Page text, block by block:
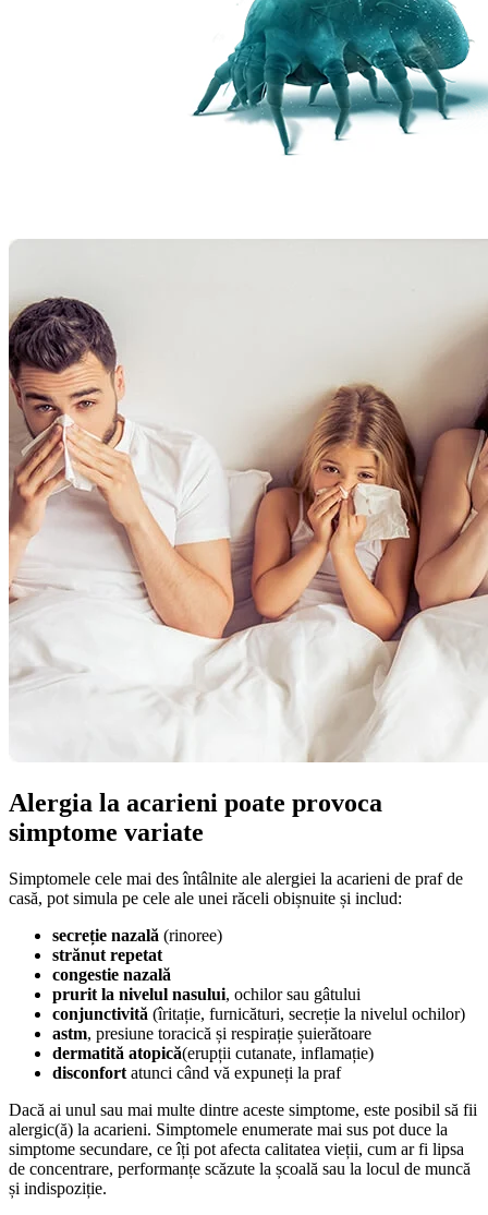
Alergia la acarieni poate provoca
simptome variate
Simptomele cele mai des întâlnite ale alergiei la acarieni de praf de
casă, pot simula pe cele ale unei răceli obișnuite și includ:
secreție nazală (rinoree)
strănut repetat
congestie nazală
prurit la nivelul nasului, ochilor sau gâtului
conjunctivită (îritație, furnicături, secreție la nivelul ochilor)
astm, presiune toracică și respirație șuierătoare
dermatită atopică(erupții cutanate, inflamație)
disconfort atunci când vă expuneți la praf
Dacă ai unul sau mai multe dintre aceste simptome, este posibil să fii
alergic(ă) la acarieni. Simptomele enumerate mai sus pot duce la
simptome secundare, ce îți pot afecta calitatea vieții, cum ar fi lipsa
de concentrare, performanțe scăzute la școală sau la locul de muncă
și indispoziție.